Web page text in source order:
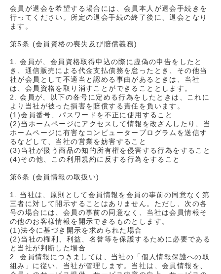
会員が退会を希望する場合には、会員本人が退会手続きを
行ってください。所定の退会手続の終了後に、退会となり
ます。
第5条 (会員資格の喪失及び賠償義務)
1. 会員が、会員資格取得申込の際に虚偽の申告をしたと
き、通信販売による代金支払債務を怠ったとき、その他当
社が会員として不適当と認める事由があるときは、当社
は、会員資格を取り消すことができることとします。
2. 会員が、以下の各号に定める行為をしたときは、これに
より当社が被った損害を賠償する責任を負います。
(1)会員番号、パスワードを不正に使用すること
(2)当ホームページにアクセスして情報を改ざんしたり、当
ホームページに有害なコンピュータープログラムを送信す
るなどして、当社の営業を妨害すること
(3)当社が扱う商品の知的所有権を侵害する行為をすること
(4)その他、この利用規約に反する行為をすること
第6条 (会員情報の取扱い)
1. 当社は、原則として会員情報を会員の事前の同意なく第
三者に対して開示することはありません。ただし、次の各
号の場合には、会員の事前の同意なく、当社は会員情報そ
の他のお客様情報を開示できるものとします。
(1)法令に基づき開示を求められた場合
(2)当社の権利、利益、名誉等を保護するために必要である
と当社が判断した場合
2. 会員情報につきましては、当社の「個人情報保護への取
組み」に従い、当社が管理します。当社は、会員情報を、